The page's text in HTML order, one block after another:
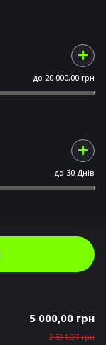
до 20 000,00 грн
до 30 Днів
5 000,00 грн
2 591,27 грн